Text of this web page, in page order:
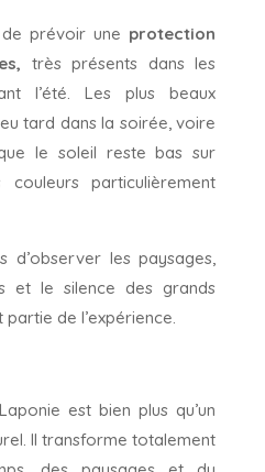
prévoir une protection
très présents dans les
l’été. Les plus beaux
tard dans la soirée, voire
le soleil reste bas sur
particulièrement
d’observer les paysages,
et le silence des grands
de l’expérience.
est bien plus qu’un
Il transforme totalement